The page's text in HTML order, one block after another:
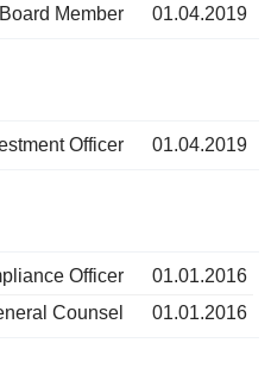
Member
01.04.2019
Officer 01.04.2019
Officer
01.01.2016
Counsel
01.01.2016